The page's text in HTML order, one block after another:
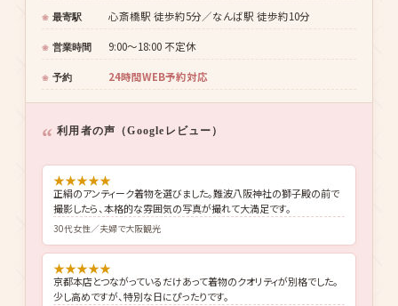
着物点数 京都本店連携で4,000着以上
最寄駅
営業時間 9:00〜18:00 不定休
24時間WEB予約対応
利用者の声（Googleレビュー）